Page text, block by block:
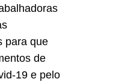
para que
de
19 e pelo